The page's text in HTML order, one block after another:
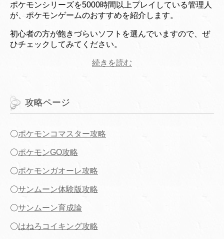
ポケモンシリーズを5000時間以上プレイしている管理人
が、ポケモンゲームのおすすめを紹介します。
初心者の方が飽きづらいソフトを選んでいますので、ぜ
ひチェックしてみてください。
続きを読む
攻略ページ
〇ポケモンコマスター攻略
〇ポケモンGO攻略
〇ポケモンガオーレ攻略
〇サンムーン体験版攻略
〇サンムーン育成論
〇はねろコイキング攻略